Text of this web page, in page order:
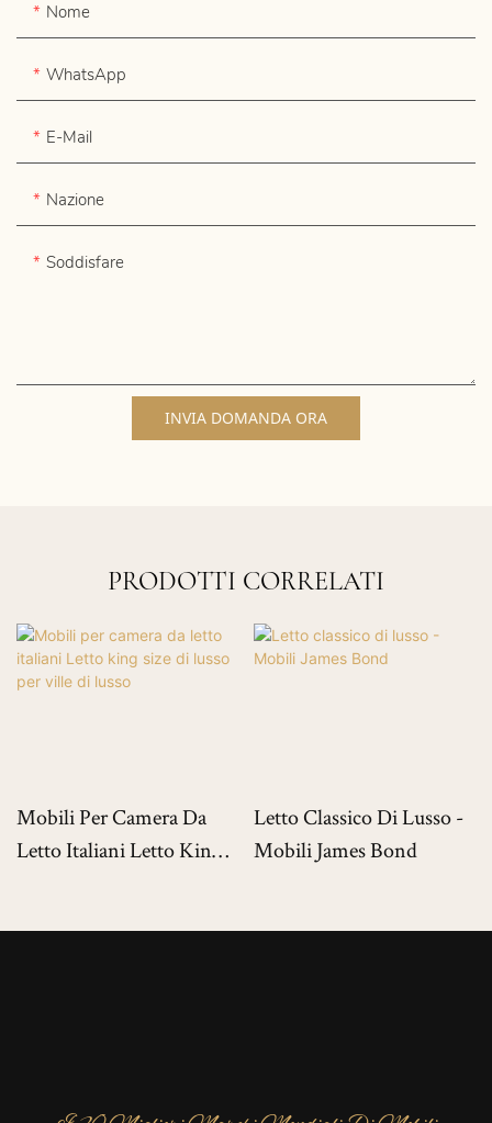
Nome
WhatsApp
E-Mail
Nazione
Soddisfare
INVIA DOMANDA ORA
PRODOTTI CORRELATI
Mobili Per Camera Da
Letto Italiani Letto King
Letto Classico Di Lusso -
Mobili James Bond